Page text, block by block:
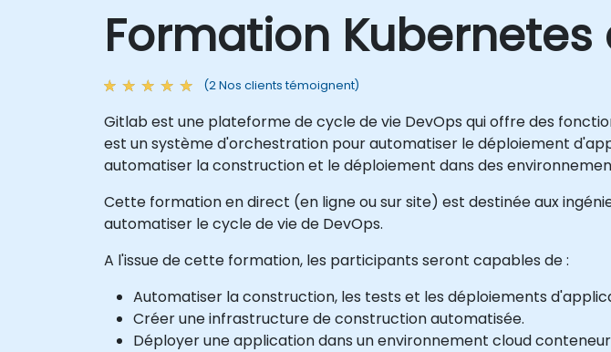
Formation Kubernetes
(2 Nos clients témoignent)
Gitlab est une plateforme de cycle de vie DevOps qui offre des
est un système d'orchestration pour automatiser le déploiement
automatiser la construction et le déploiement dans des
Cette formation en direct (en ligne ou sur site) est destinée aux
automatiser le cycle de vie de DevOps.
A l'issue de cette formation, les participants seront capables de :
Automatiser la construction, les tests et les déploiements
Créer une infrastructure de construction automatisée.
Déployer une application dans un environnement cloud